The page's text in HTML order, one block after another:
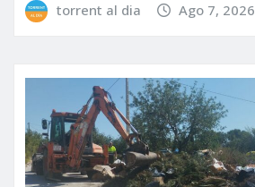
torrent al dia Ago 7, 2026